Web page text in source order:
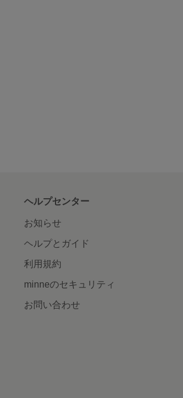
ヘルプセンター
お知らせ
ヘルプとガイド
利用規約
minneのセキュリティ
お問い合わせ